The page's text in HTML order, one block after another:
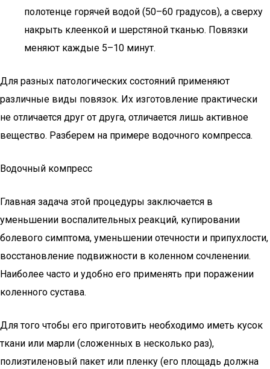
полотенце горячей водой (50–60 градусов), а сверху
накрыть клеенкой и шерстяной тканью. Повязки
меняют каждые 5–10 минут.
Для разных патологических состояний применяют
различные виды повязок. Их изготовление практически
не отличается друг от друга, отличается лишь активное
вещество. Разберем на примере водочного компресса.
Водочный компресс
Главная задача этой процедуры заключается в
уменьшении воспалительных реакций, купировании
болевого симптома, уменьшении отечности и припухлости,
восстановление подвижности в коленном сочленении.
Наиболее часто и удобно его применять при поражении
коленного сустава.
Для того чтобы его приготовить необходимо иметь кусок
ткани или марли (сложенных в несколько раз),
полиэтиленовый пакет или пленку (его площадь должна